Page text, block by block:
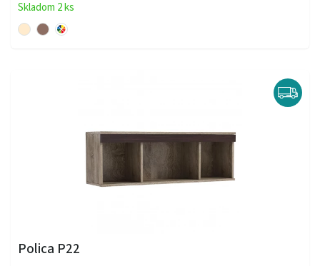
Skladom 2 ks
Polica P22